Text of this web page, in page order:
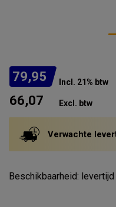
79,95 Incl. 21% btw
66,07 Excl. btw
Verwachte
Beschikbaarheid: